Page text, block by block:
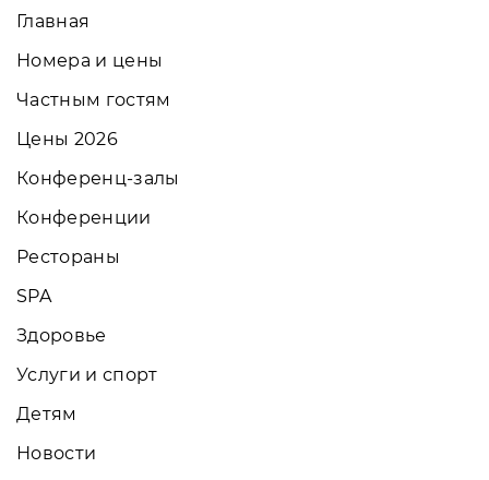
Главная
Номера и цены
Частным гостям
Цены 2026
Конференц-залы
Конференции
Рестораны
SPA
Здоровье
Услуги и спорт
Детям
Новости